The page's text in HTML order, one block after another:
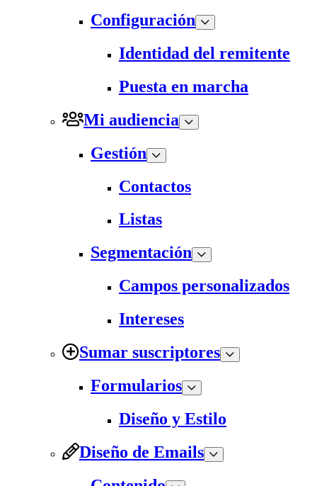
Configuración
Identidad del remitente
Puesta en marcha
Mi audiencia
Gestión
Contactos
Listas
Segmentación
Campos personalizados
Intereses
Sumar suscriptores
Formularios
Diseño y Estilo
Diseño de Emails